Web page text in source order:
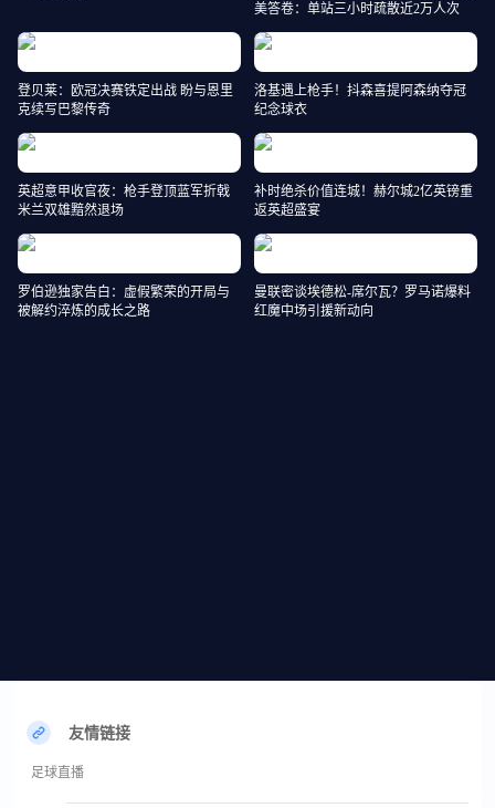
美答卷：单站三小时疏散近2万人次
登贝莱：欧冠决赛铁定出战 盼与恩里
克续写巴黎传奇
洛基遇上枪手！抖森喜提阿森纳夺冠
纪念球衣
英超意甲收官夜：枪手登顶蓝军折戟
米兰双雄黯然退场
补时绝杀价值连城！赫尔城2亿英镑重
返英超盛宴
罗伯逊独家告白：虚假繁荣的开局与
被解约淬炼的成长之路
曼联密谈埃德松-席尔瓦？罗马诺爆料
红魔中场引援新动向
友情链接
足球直播